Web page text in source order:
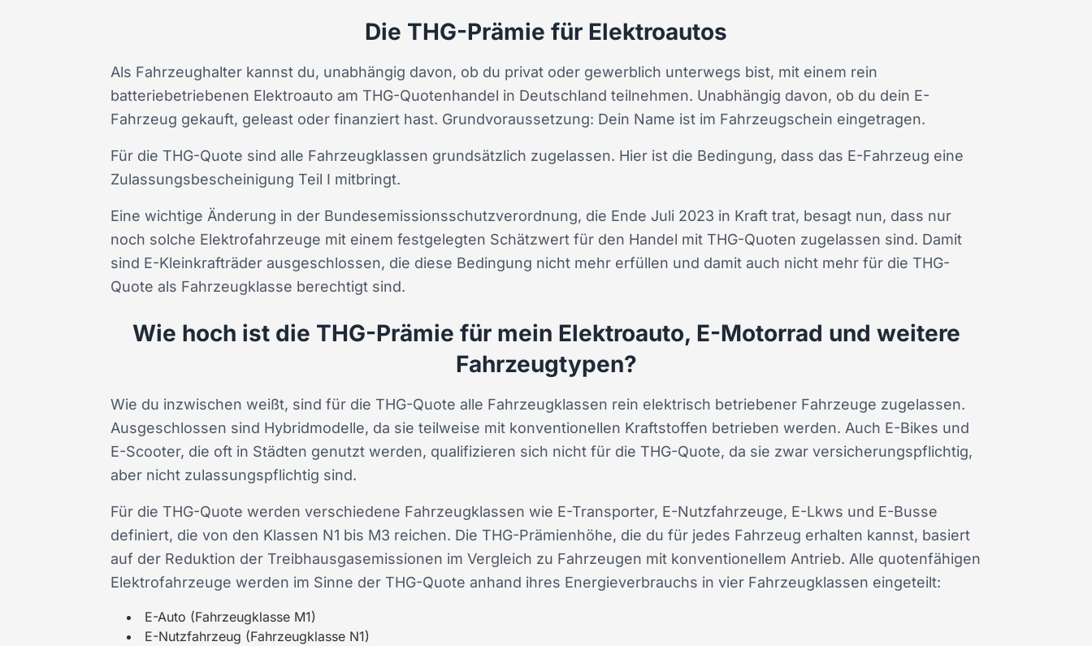
Die THG-Prämie für Elektroautos
Als Fahrzeughalter kannst du, unabhängig davon, ob du privat oder gewerblich unterwegs bist, mit einem rein
batteriebetriebenen Elektroauto am THG-Quotenhandel in Deutschland teilnehmen. Unabhängig davon, ob du dein E-
Fahrzeug gekauft, geleast oder finanziert hast. Grundvoraussetzung: Dein Name ist im Fahrzeugschein eingetragen.
Für die THG-Quote sind alle Fahrzeugklassen grundsätzlich zugelassen. Hier ist die Bedingung, dass das E-Fahrzeug eine
Zulassungsbescheinigung Teil I mitbringt.
Eine wichtige Änderung in der Bundesemissionsschutzverordnung, die Ende Juli 2023 in Kraft trat, besagt nun, dass nur
noch solche Elektrofahrzeuge mit einem festgelegten Schätzwert für den Handel mit THG-Quoten zugelassen sind. Damit
sind E-Kleinkrafträder ausgeschlossen, die diese Bedingung nicht mehr erfüllen und damit auch nicht mehr für die THG-
Quote als Fahrzeugklasse berechtigt sind.
Wie hoch ist die THG-Prämie für mein Elektroauto, E-Motorrad und weitere
Fahrzeugtypen?
Wie du inzwischen weißt, sind für die THG-Quote alle Fahrzeugklassen rein elektrisch betriebener Fahrzeuge zugelassen.
Ausgeschlossen sind Hybridmodelle, da sie teilweise mit konventionellen Kraftstoffen betrieben werden. Auch E-Bikes und
E-Scooter, die oft in Städten genutzt werden, qualifizieren sich nicht für die THG-Quote, da sie zwar versicherungspflichtig,
aber nicht zulassungspflichtig sind.
Für die THG-Quote werden verschiedene Fahrzeugklassen wie E-Transporter, E-Nutzfahrzeuge, E-Lkws und E-Busse
definiert, die von den Klassen N1 bis M3 reichen. Die THG-Prämienhöhe, die du für jedes Fahrzeug erhalten kannst, basiert
auf der Reduktion der Treibhausgasemissionen im Vergleich zu Fahrzeugen mit konventionellem Antrieb. Alle quotenfähigen
Elektrofahrzeuge werden im Sinne der THG-Quote anhand ihres Energieverbrauchs in vier Fahrzeugklassen eingeteilt:
E-Auto (Fahrzeugklasse M1)
E-Nutzfahrzeug (Fahrzeugklasse N1)